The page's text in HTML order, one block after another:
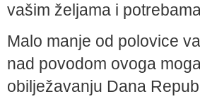
vašim željama i
Malo manje od polovice
nad povodom ovoga
obilježavanju Dana